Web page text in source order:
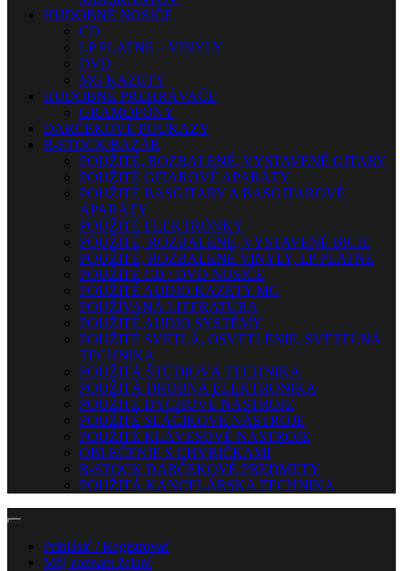
HUDOBNÉ NOSIČE
CD
LP PLATNE – VINYLY
DVD
MG KAZETY
HUDOBNÉ PREHRÁVAČE
GRAMOFÓNY
DARČEKOVÉ POUKAZY
B-STOCK/BAZÁR
POUŽITÉ, ROZBALENÉ, VYSTAVENÉ GITARY
POUŽITÉ GITAROVÉ APARÁTY
POUŽITÉ BASGITARY A BASGITAROVÉ
APARÁTY
POUŽITÉ ELEKTRÓNKY
POUŽITÉ, ROZBALENÉ, VYSTAVENÉ BICIE
POUŽITÉ, ROZBALENÉ VINYLY, LP PLATNE
POUŽITÉ CD / DVD NOSIČE
POUŽITÉ AUDIO KAZETY MG
POUŽÍVANÁ LITERATÚRA
POUŽITÉ AUDIO SYSTÉMY
POUŽITÉ SVETLÁ, OSVETLENIE, SVETELNÁ
TECHNIKA
POUŽITÁ ŠTÚDIOVÁ TECHNIKA
POUŽITÁ DROBNÁ ELEKTRONIKA
POUŽITÉ DYCHOVÉ NÁSTROJE
POUŽITÉ SLÁČIKOVÉ NÁSTROJE
POUŽITÉ KLÁVESOVÉ NÁSTROJE
OBLEČENIE S CHYBIČKAMI
B-STOCK DARČEKOVÉ PREDMETY
POUŽITÁ KANCELÁRSKA TECHNIKA
Prihlásiť / Registrovať
Môj zoznam želaní